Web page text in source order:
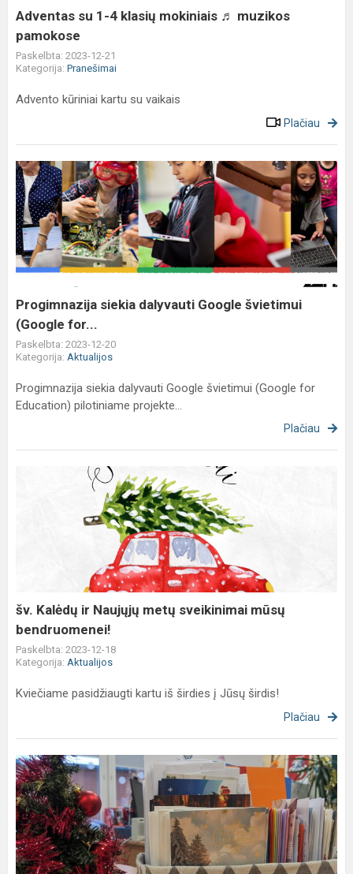
muzikos
pamokose
Adventas su 1-4 klasių mokiniais ♬ muzikos
pamokose
Paskelbta: 2023-12-21
Kategorija: Pranešimai
Advento kūriniai kartu su vaikais
Plačiau
Progimnazija
siekia
dalyvauti
Google
švietimui
(Google
for...
Progimnazija siekia dalyvauti Google švietimui
(Google for...
Paskelbta: 2023-12-20
Kategorija: Aktualijos
Progimnazija siekia dalyvauti Google švietimui (Google for
Education) pilotiniame projekte...
Plačiau
bendruomenei!
šv. Kalėdų ir Naujųjų metų sveikinimai mūsų
bendruomenei!
Paskelbta: 2023-12-18
Kategorija: Aktualijos
Kviečiame pasidžiaugti kartu iš širdies į Jūsų širdis!
Plačiau
Artėjant
šv.
Kalėdų
šventei,
mūsų
mokiniai